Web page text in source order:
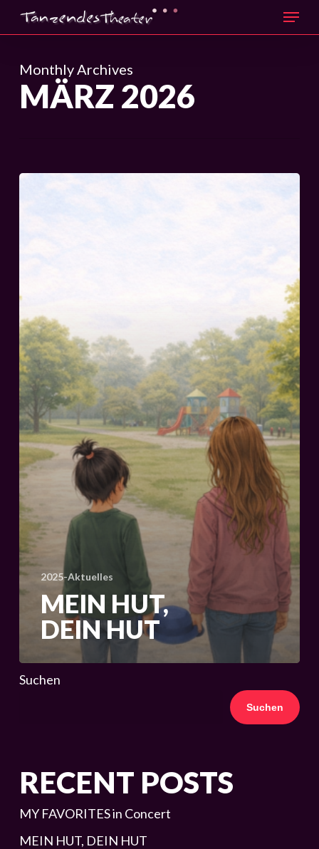
Skip
to
content
Menu
Monthly Archives
MÄRZ 2026
2025-Aktuelles
MEIN HUT,
DEIN HUT
Suchen
Suchen
RECENT POSTS
MY FAVORITES in Concert
MEIN HUT, DEIN HUT